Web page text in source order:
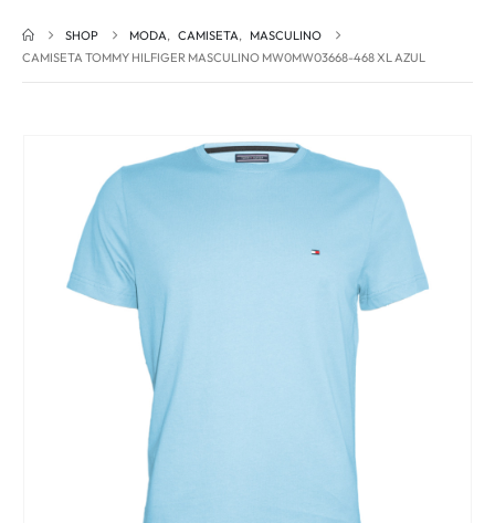
SHOP MODA, CAMISETA, MASCULINO
CAMISETA TOMMY HILFIGER MASCULINO MW0MW03668-468 XL AZUL